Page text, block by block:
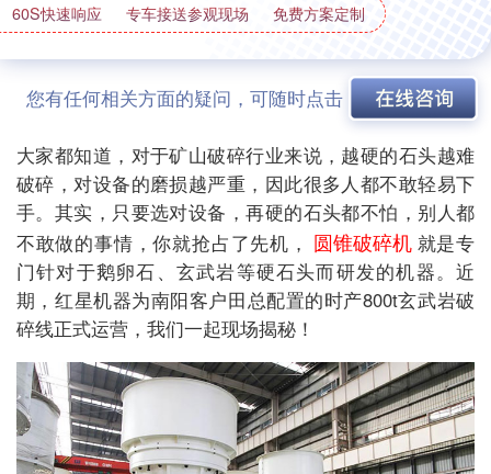
60S快速响应 专车接送参观现场 免费方案定制
您有任何相关方面的疑问，可随时点击
大家都知道，对于矿山破碎行业来说，越硬的石头越难
破碎，对设备的磨损越严重，因此很多人都不敢轻易下
手。其实，只要选对设备，再硬的石头都不怕，别人都
不敢做的事情，你就抢占了先机， 圆锥破碎机 就是专
门针对于鹅卵石、玄武岩等硬石头而研发的机器。近
期，红星机器为南阳客户田总配置的时产800t玄武岩破
碎线正式运营，我们一起现场揭秘！